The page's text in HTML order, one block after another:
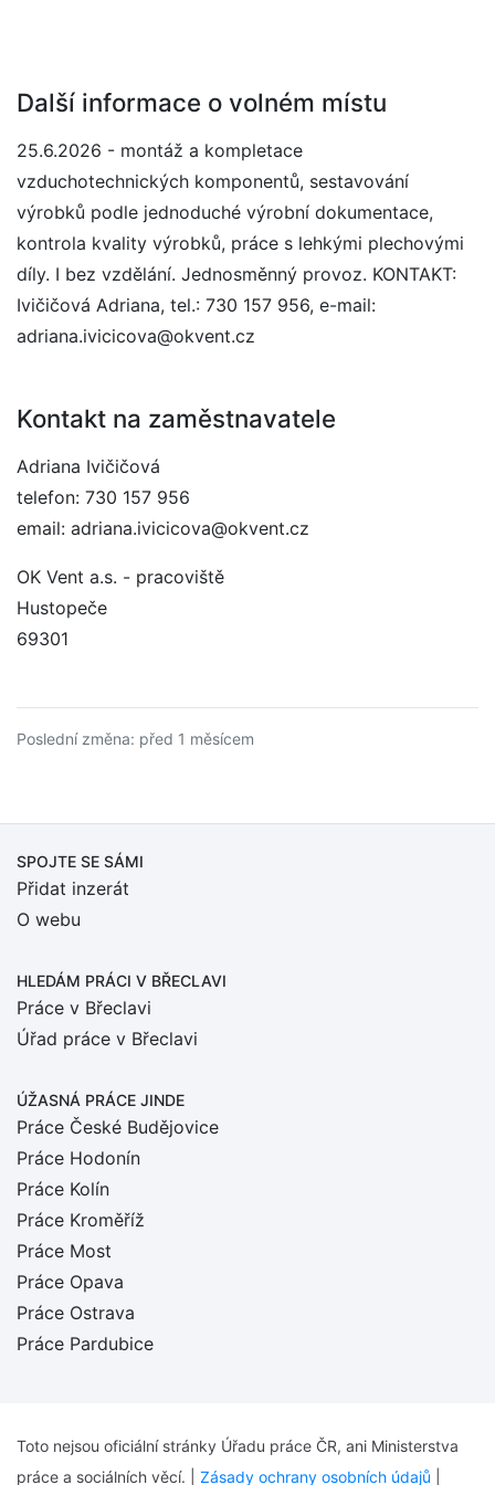
Další informace o volném místu
25.6.2026 - montáž a kompletace
vzduchotechnických komponentů, sestavování
výrobků podle jednoduché výrobní dokumentace,
kontrola kvality výrobků, práce s lehkými plechovými
díly. I bez vzdělání. Jednosměnný provoz. KONTAKT:
Ivičičová Adriana, tel.: 730 157 956, e-mail:
adriana.ivicicova@okvent.cz
Kontakt na zaměstnavatele
Adriana Ivičičová
telefon: 730 157 956
email: adriana.ivicicova@okvent.cz
OK Vent a.s. - pracoviště
Hustopeče
69301
Poslední změna: před 1 měsícem
SPOJTE SE SÁMI
Přidat inzerát
O webu
HLEDÁM PRÁCI V BŘECLAVI
Práce v Břeclavi
Úřad práce v Břeclavi
ÚŽASNÁ PRÁCE JINDE
Práce České Budějovice
Práce Hodonín
Práce Kolín
Práce Kroměříž
Práce Most
Práce Opava
Práce Ostrava
Práce Pardubice
Toto nejsou oficiální stránky Úřadu práce ČR, ani Ministerstva
práce a sociálních věcí. | Zásady ochrany osobních údajů